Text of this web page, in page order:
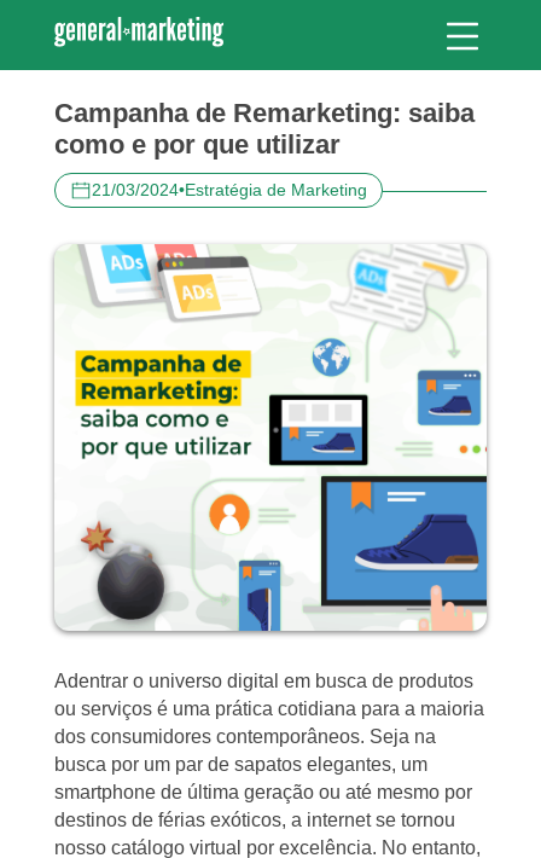
Campanha de Remarketing: saiba
como e por que utilizar
21/03/2024•Estratégia de Marketing
Adentrar o universo digital em busca de produtos
ou serviços é uma prática cotidiana para a maioria
dos consumidores contemporâneos. Seja na
busca por um par de sapatos elegantes, um
smartphone de última geração ou até mesmo por
destinos de férias exóticos, a internet se tornou
nosso catálogo virtual por excelência. No entanto,